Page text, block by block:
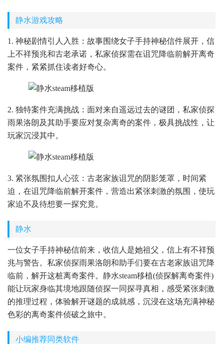
静水游戏攻略
1. 神秘剧情引人入胜：故事围绕女子手持神秘信件展开，信
上不祥预兆和古老承诺，私家侦探需在诅咒降临前解开离奇
案件，紧紧抓住读者好奇心。
2. 独特案件充满挑战：面对来自遥远过去的谜团，私家侦探
雨果洛朗及其助手要应对复杂离奇的案件，极具挑战性，让
玩家沉浸其中。
3. 紧张氛围扣人心弦：古老家族诅咒的阴影笼罩，时间紧
迫，在诅咒降临前解开案件，营造出紧张刺激的氛围，使玩
家迫不及待想要一探究竟。
静水
一位女子手持神秘信前来，收信人是她祖父，信上有不祥预
兆与警告。私家侦探雨果洛朗和助手们要在古老家族诅咒降
临前，解开这桩离奇案件。静水steam移植(侦探解离奇案件)
能让玩家身临其境地跟随侦探一同探寻真相，感受紧张刺激
的推理过程，体验解开谜题的成就感，沉浸在这场充满神秘
色彩的离奇案件侦破之旅中。
小编推荐同类软件